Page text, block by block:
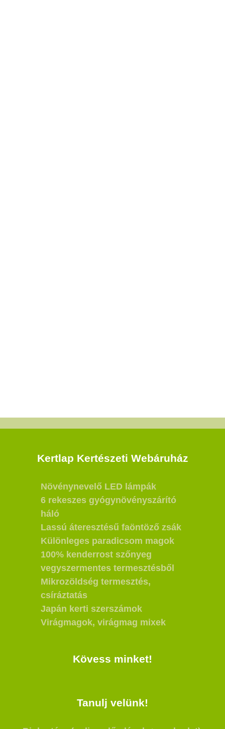
Kertlap Kertészeti Webáruház
Növénynevelő LED lámpák
6 rekeszes gyógynövényszárító
háló
Lassú áteresztésű faöntöző zsák
Különleges paradicsom magok
100% kenderrost szőnyeg
vegyszermentes termesztésből
Mikrozöldség termesztés,
csíráztatás
Japán kerti szerszámok
Virágmagok, virágmag mixek
Kövess minket!
Tanulj velünk!